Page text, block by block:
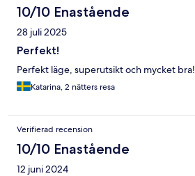
10/10 Enastående
28 juli 2025
Perfekt!
Perfekt läge, superutsikt och mycket bra!
Katarina, 2 nätters resa
Verifierad recension
10/10 Enastående
12 juni 2024